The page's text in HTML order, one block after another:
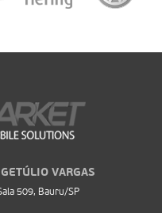
VARGAS
509, Bauru/SP